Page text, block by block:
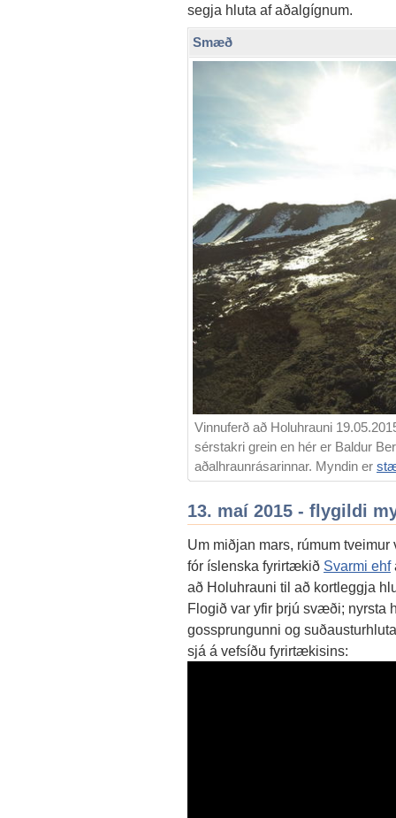
segja hluta af aðalgígnum.
Smæð
Vinnuferð að Holuhrauni
sérstakri grein en hér er Baldur
aðalhraunrásarinnar. Myndin er
13. maí 2015 - flygildi
Um miðjan mars, rúmum
fór íslenska fyrirtækið Svarmi ehf
að Holuhrauni til að kortleggja
Flogið var yfir þrjú svæði; nyrsta
gossprungunni og
sjá á vefsíðu fyrirtækisins: